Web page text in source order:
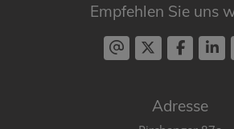
Empfehlen Sie uns
Adresse